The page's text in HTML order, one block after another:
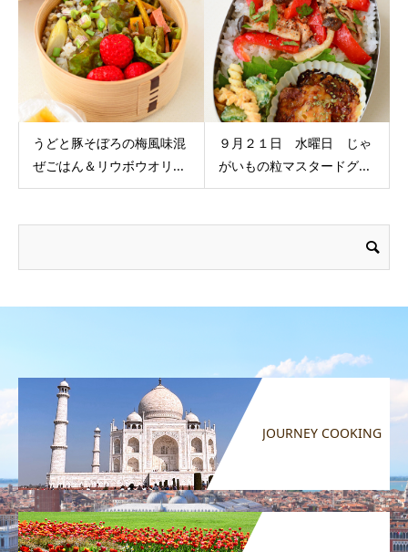
うどと豚そぼろの梅風味混
ぜごはん＆リウボウオリ...
９月２１日 水曜日 じゃ
がいもの粒マスタードグ...
JOURNEY COOKING